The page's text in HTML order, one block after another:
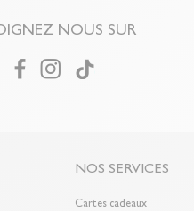
NOUS SUR
NOS SERVICES
Cartes cadeaux